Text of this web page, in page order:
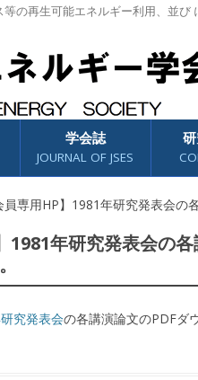
の再生可能エネルギー利用、並
学会誌
JOURNAL OF JSES
専用HP】1981年研究発表会の
年研究発表会の
究発表会の各講演論文のPDFダ